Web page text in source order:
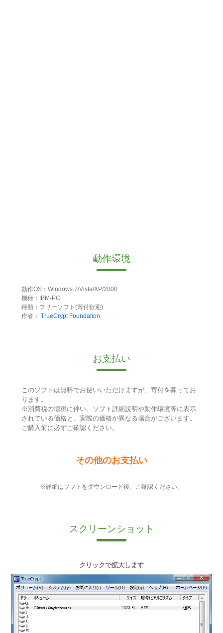
動作環境
動作OS：Windows 7/Vista/XP/2000
機種：IBM-PC
種類：フリーソフト(寄付歓迎)
作者： TrueCrypt Foundation
お支払い
このソフトは無料でお使いいただけますが、寄付を募ってお
ります。
※消費税の増税に伴い、ソフト詳細説明や動作環境等に表示
されている価格と、実際の価格が異なる場合がございます。
ご購入前に必ずご確認ください。
その他のお支払い
※詳細はソフトをダウンロード後、ご確認ください。
スクリーンショット
クリックで拡大します